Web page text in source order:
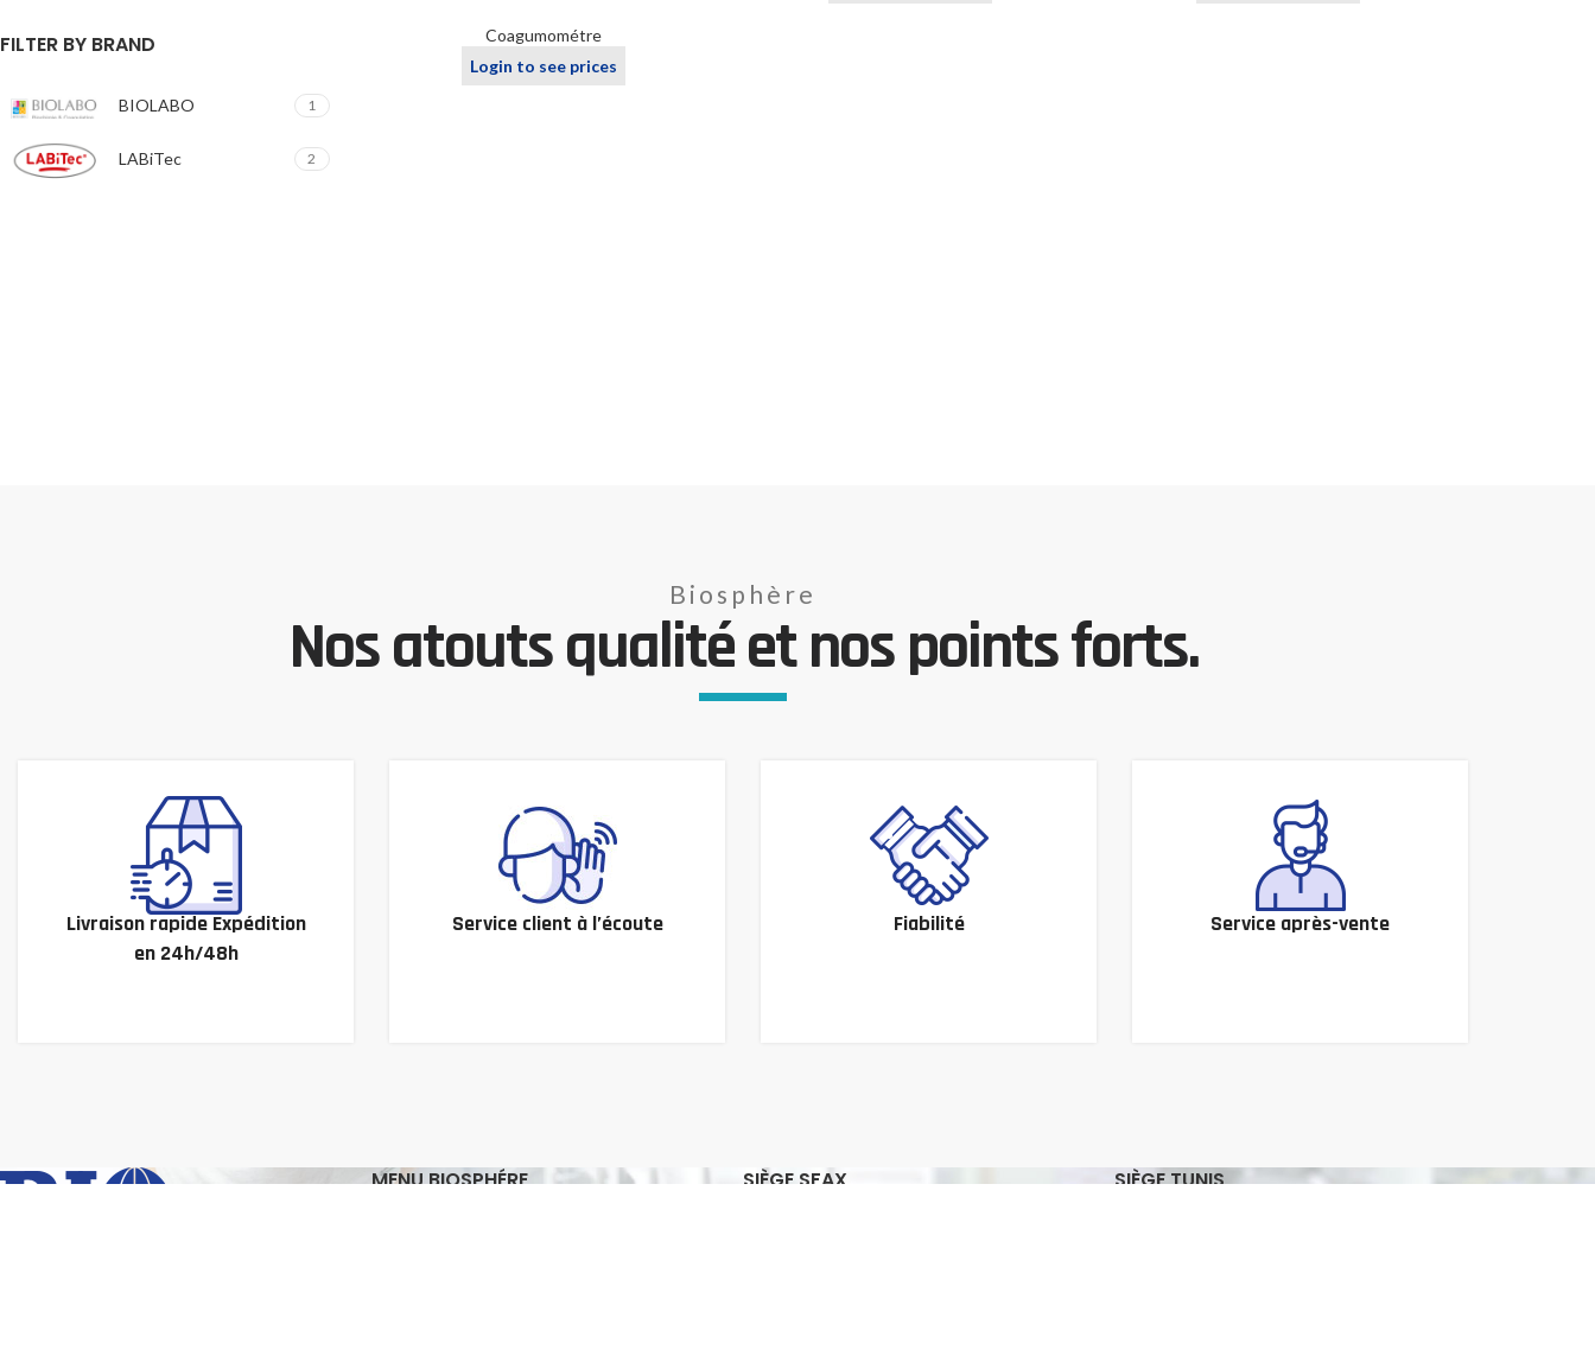
FILTER BY BRAND
BIOLABO 1
LABiTec 2
Coagumométre
Login to see prices
Biosphère
Nos atouts qualité et nos points forts.
Livraison rapide Expédition
en 24h/48h
Service client à l’écoute Fiabilité Service après-vente
MENU BIOSPHÉRE SIÈGE SFAX SIÈGE TUNIS